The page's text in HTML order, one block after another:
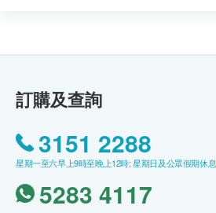
訂購及查詢
3151 2288
星期一至六早上9時至晚上12時; 星期日及公眾假期休息
5283 4117